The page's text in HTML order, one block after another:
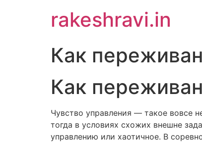
rakeshravi.in
Как
Как
Чувство управления — такое вовсе
тогда в условиях схожих внешне
управлению или хаотичное. В